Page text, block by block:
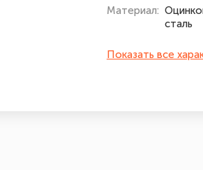
Материал:
сталь
Показать все